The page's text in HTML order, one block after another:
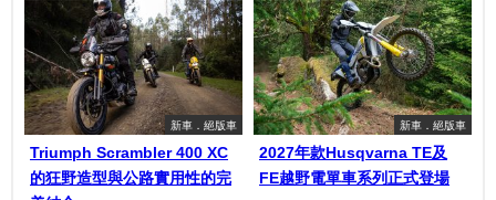
新車．絕版車
Triumph Scrambler 400 XC
的狂野造型與公路實用性的完
新車．絕版車
2027年款Husqvarna TE及
FE越野電單車系列正式登場